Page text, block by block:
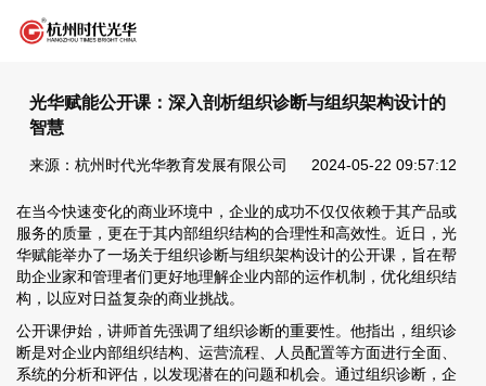
光华赋能公开课：深入剖析组织诊断与组织架构设计的
智慧
来源：杭州时代光华教育发展有限公司 2024-05-22 09:57:12
在当今快速变化的商业环境中，企业的成功不仅仅依赖于其产品或
服务的质量，更在于其内部组织结构的合理性和高效性。近日，光
华赋能举办了一场关于组织诊断与组织架构设计的公开课，旨在帮
助企业家和管理者们更好地理解企业内部的运作机制，优化组织结
构，以应对日益复杂的商业挑战。
公开课伊始，讲师首先强调了组织诊断的重要性。他指出，组织诊
断是对企业内部组织结构、运营流程、人员配置等方面进行全面、
系统的分析和评估，以发现潜在的问题和机会。通过组织诊断，企